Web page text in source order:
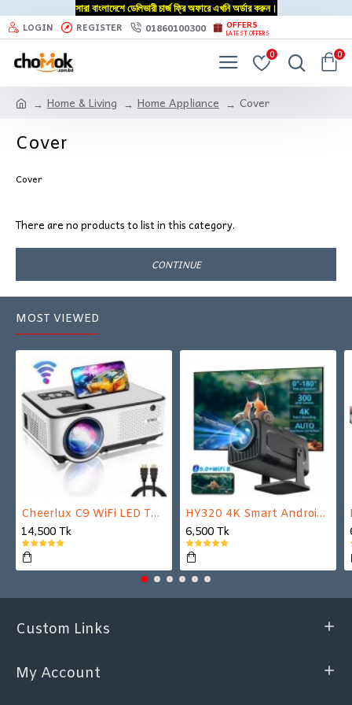
সারা বাংলাদেশে ডেলিভারী চার্জ ফ্রি অফারে এখনি অর্ডার করুন।
LOGIN REGISTER 01860100300 OFFERS
LATEST OFFERS
0 0
Home & Living Home Appliance Cover
Cover
Cover
There are no products to list in this category.
CONTINUE
MOST VIEWED
Cheerlux C9 WiFi LED TV Projector
14,500 Tk
HY320 4K Smart Android Projector | WiFi 6 + Bluetooth 5.0 | Auto Keystone | 180 Inch Display
6,500 Tk
Custom Links
My Account